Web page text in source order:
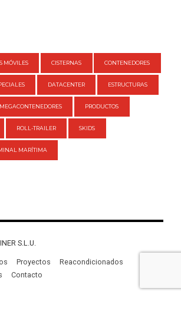
MÓVILES CISTERNAS CONTENEDORES
DATACENTER ESTRUCTURAS
MEGACONTENEDORES PRODUCTOS
ROLL-TRAILER SKIDS
MARÍTIMA
S.L.U.
Proyectos
Reacondicionados
Contacto